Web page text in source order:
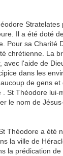
Stratelates
Il a été doté
Pour sa Charité
chrétienne. La
avec l'aide de
dans les
de gens et
St Théodore lui-
le nom de
a été
la ville de
la prédication